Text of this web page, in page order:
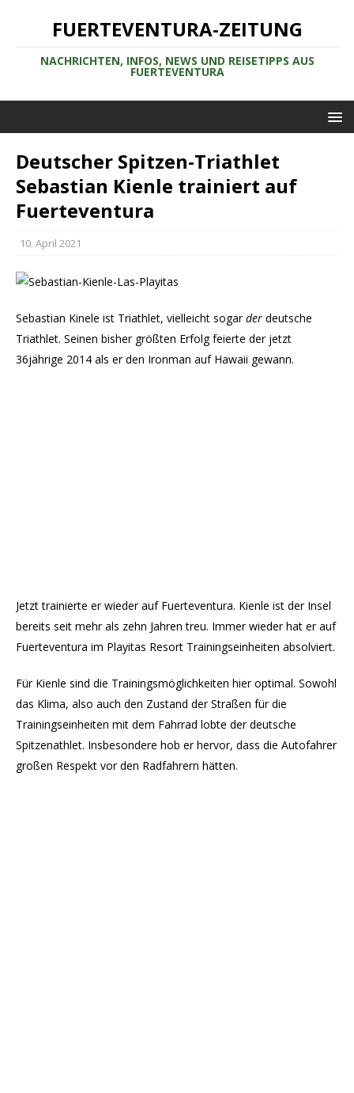
FUERTEVENTURA-ZEITUNG
NACHRICHTEN, INFOS, NEWS UND REISETIPPS AUS
FUERTEVENTURA
Deutscher Spitzen-Triathlet
Sebastian Kienle trainiert auf
Fuerteventura
10. April 2021
Sebastian Kinele ist Triathlet, vielleicht sogarder deutsche
Triathlet. Seinen bisher größten Erfolg feierte der jetzt
36jährige 2014 als er den Ironman auf Hawaii gewann.
Jetzt trainierte er wieder auf Fuerteventura. Kienle ist der Insel
bereits seit mehr als zehn Jahren treu. Immer wieder hat er auf
Fuerteventura im Playitas Resort Trainingseinheiten absolviert.
Für Kienle sind die Trainingsmöglichkeiten hier optimal. Sowohl
das Klima, also auch den Zustand der Straßen für die
Trainingseinheiten mit dem Fahrrad lobte der deutsche
Spitzenathlet. Insbesondere hob er hervor, dass die Autofahrer
großen Respekt vor den Radfahrern hätten.